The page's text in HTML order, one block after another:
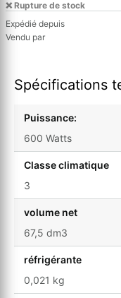
❌ Rupture de stock
Expédié depuis
Vendu par
Spécifications
Puissance:
600 Watts
Classe climatique
3
volume net
67,5 dm3
réfrigérante
0,021 kg